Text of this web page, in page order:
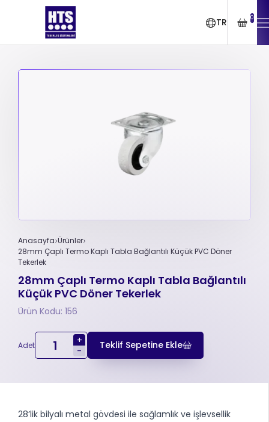
TR 0
Anasayfa Ürünler
28mm Çaplı Termo Kaplı Tabla Bağlantılı Küçük PVC Döner
Tekerlek
28mm Çaplı Termo Kaplı Tabla Bağlantılı
Küçük PVC Döner Tekerlek
Ürün Kodu: 156
Adet
+
-
Teklif Sepetine Ekle
28’lik bilyalı metal gövdesi ile sağlamlık ve işlevsellik